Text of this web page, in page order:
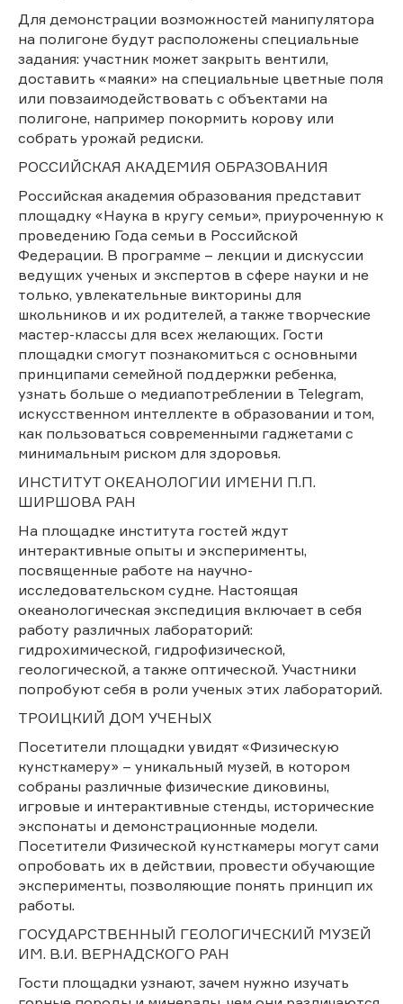
Для демонстрации возможностей манипулятора
на полигоне будут расположены специальные
задания: участник может закрыть вентили,
доставить «маяки» на специальные цветные поля
или повзаимодействовать с объектами на
полигоне, например покормить корову или
собрать урожай редиски.
РОССИЙСКАЯ АКАДЕМИЯ ОБРАЗОВАНИЯ
Российская академия образования представит
площадку «Наука в кругу семьи», приуроченную к
проведению Года семьи в Российской
Федерации. В программе – лекции и дискуссии
ведущих ученых и экспертов в сфере науки и не
только, увлекательные викторины для
школьников и их родителей, а также творческие
мастер-классы для всех желающих. Гости
площадки смогут познакомиться с основными
принципами семейной поддержки ребенка,
узнать больше о медиапотреблении в Telegram,
искусственном интеллекте в образовании и том,
как пользоваться современными гаджетами с
минимальным риском для здоровья.
ИНСТИТУТ ОКЕАНОЛОГИИ ИМЕНИ П.П.
ШИРШОВА РАН
На площадке института гостей ждут
интерактивные опыты и эксперименты,
посвященные работе на научно-
исследовательском судне. Настоящая
океанологическая экспедиция включает в себя
работу различных лабораторий:
гидрохимической, гидрофизической,
геологической, а также оптической. Участники
попробуют себя в роли ученых этих лабораторий.
ТРОИЦКИЙ ДОМ УЧЕНЫХ
Посетители площадки увидят «Физическую
кунсткамеру» – уникальный музей, в котором
собраны различные физические диковины,
игровые и интерактивные стенды, исторические
экспонаты и демонстрационные модели.
Посетители Физической кунсткамеры могут сами
опробовать их в действии, провести обучающие
эксперименты, позволяющие понять принцип их
работы.
ГОСУДАРСТВЕННЫЙ ГЕОЛОГИЧЕСКИЙ МУЗЕЙ
ИМ. В.И. ВЕРНАДСКОГО РАН
Гости площадки узнают, зачем нужно изучать